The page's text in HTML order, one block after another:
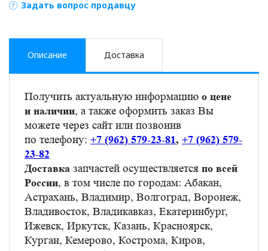
Задать вопрос продавцу
Описание Доставка
Получить актуальную информацию о цене
и наличии, а также оформить заказ Вы
можете через сайт или позвонив
по телефону: +7 (962) 579-23-81, +7 (962) 579-
23-82
Доставка запчастей осуществляется по всей
России, в том числе по городам: Абакан,
Астрахань, Владимир, Волгоград, Воронеж,
Владивосток, Владикавказ, Екатеринбург,
Ижевск, Иркутск, Казань, Красноярск,
Курган, Кемерово, Кострома, Киров,